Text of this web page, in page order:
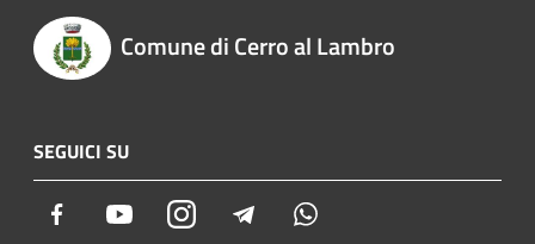
Comune di Cerro al Lambro
SEGUICI SU
Facebook YoutubeInstagram Telegram